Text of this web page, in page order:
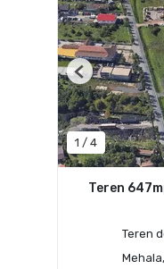
1 / 4
Previous
Teren
Teren